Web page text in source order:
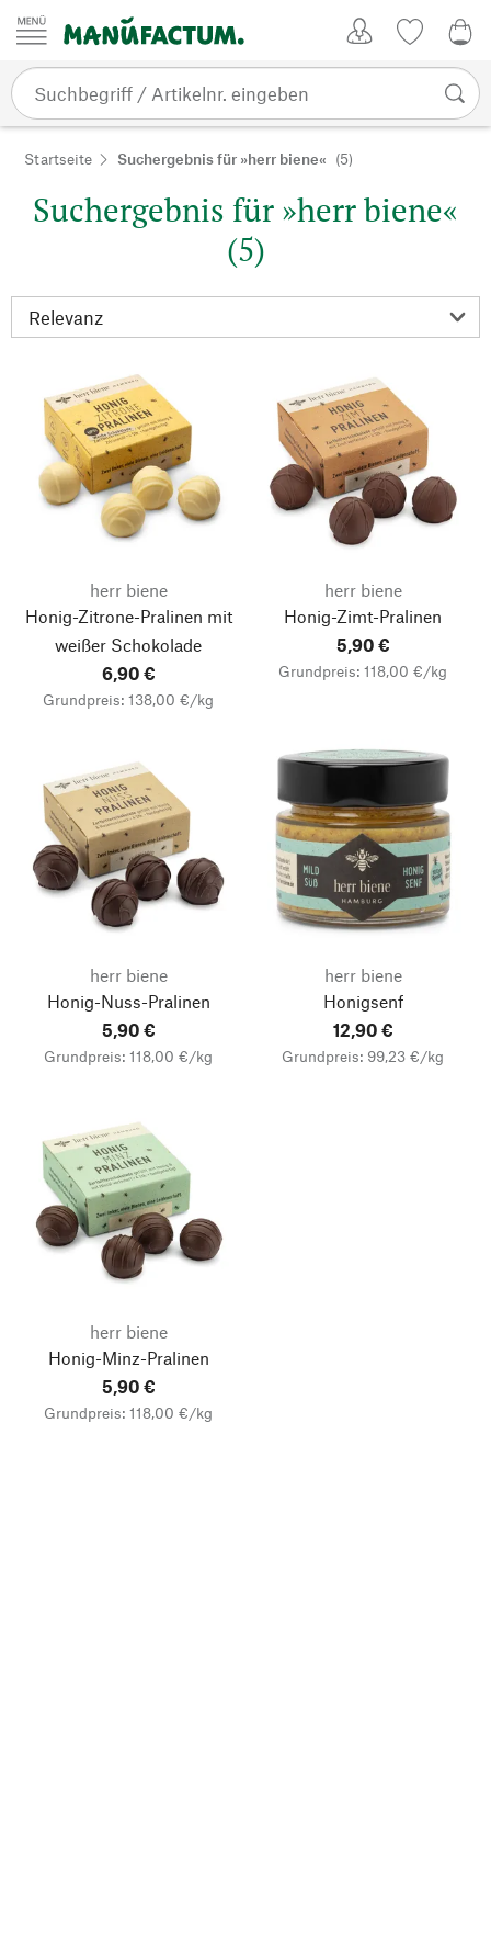
Zum Inhalt springen
Startseite Suchergebnis für »herr biene« (5)
Suchergebnis für »herr biene«
(5)
herr biene
Honig-Zitrone-Pralinen mit
weißer Schokolade
6,90 €
Grundpreis: 138,00 €/kg
herr biene
Honig-Zimt-Pralinen
5,90 €
Grundpreis: 118,00 €/kg
herr biene
Honig-Nuss-Pralinen
5,90 €
Grundpreis: 118,00 €/kg
herr biene
Honigsenf
12,90 €
Grundpreis: 99,23 €/kg
herr biene
Honig-Minz-Pralinen
5,90 €
Grundpreis: 118,00 €/kg